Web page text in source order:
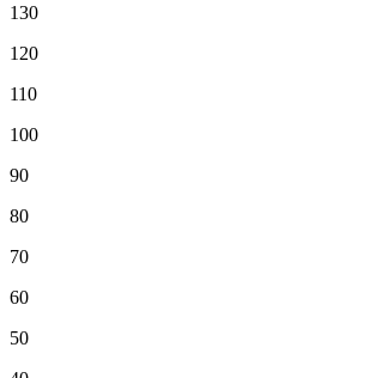
130
120
110
100
90
80
70
60
50